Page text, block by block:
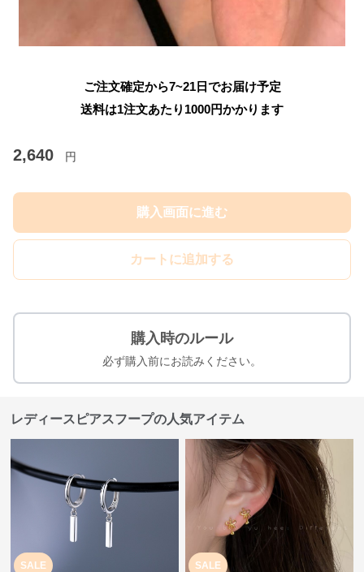
ご注文確定から7~21日でお届け予定
送料は1注文あたり 1000円かかります
2,640 円
購入画面に進む
カートに追加する
購入時のルール
必ず購入前にお読みください。
レディースピアスフープの人気アイテム
SALE SALE